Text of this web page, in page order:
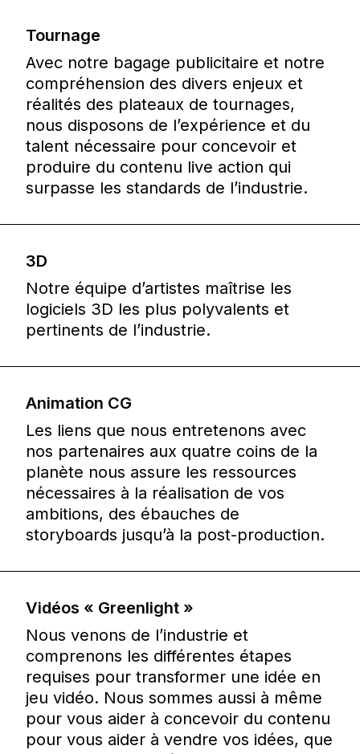
Tournage
Avec notre bagage publicitaire et notre
compréhension des divers enjeux et
réalités des plateaux de tournages,
nous disposons de l’expérience et du
talent nécessaire pour concevoir et
produire du contenu live action qui
surpasse les standards de l’industrie.
3D
Notre équipe d’artistes maîtrise les
logiciels 3D les plus polyvalents et
pertinents de l’industrie.
Animation CG
Les liens que nous entretenons avec
nos partenaires aux quatre coins de la
planète nous assure les ressources
nécessaires à la réalisation de vos
ambitions, des ébauches de
storyboards jusqu’à la post-production.
Vidéos « Greenlight »
Nous venons de l’industrie et
comprenons les différentes étapes
requises pour transformer une idée en
jeu vidéo. Nous sommes aussi à même
pour vous aider à concevoir du contenu
pour vous aider à vendre vos idées, que